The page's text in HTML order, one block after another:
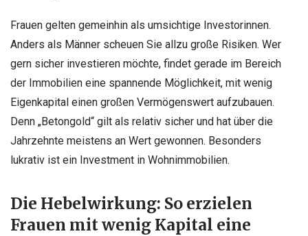
Frauen gelten gemeinhin als umsichtige Investorinnen.
Anders als Männer scheuen Sie allzu große Risiken. Wer
gern sicher investieren möchte, findet gerade im Bereich
der Immobilien eine spannende Möglichkeit, mit wenig
Eigenkapital einen großen Vermögenswert aufzubauen.
Denn „Betongold“ gilt als relativ sicher und hat über die
Jahrzehnte meistens an Wert gewonnen. Besonders
lukrativ ist ein Investment in Wohnimmobilien.
Die Hebelwirkung: So erzielen
Frauen mit wenig Kapital eine